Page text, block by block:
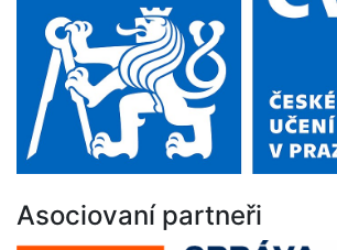
Asociovaní partneři